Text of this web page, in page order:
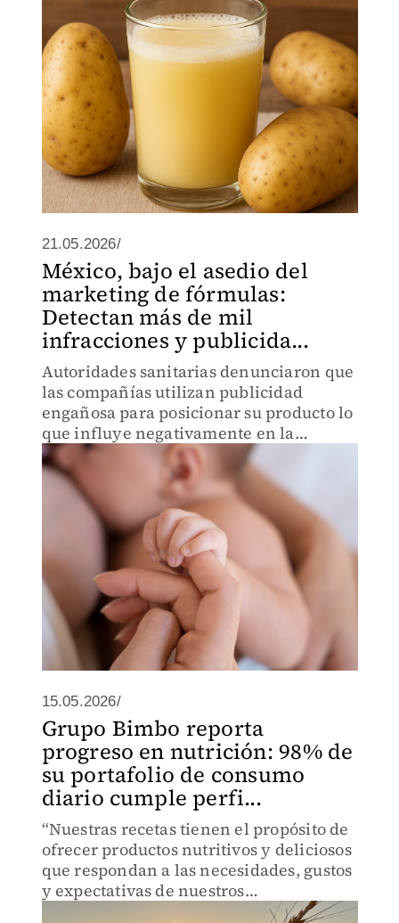
21.05.2026/
México, bajo el asedio del
marketing de fórmulas:
Detectan más de mil
infracciones y publicida...
Autoridades sanitarias denunciaron que
las compañías utilizan publicidad
engañosa para posicionar su producto lo
que influye negativamente en la
alimentación infantil óptima.
15.05.2026/
Grupo Bimbo reporta
progreso en nutrición: 98% de
su portafolio de consumo
diario cumple perfi...
“Nuestras recetas tienen el propósito de
ofrecer productos nutritivos y deliciosos
que respondan a las necesidades, gustos
y expectativas de nuestros
consumidores”, Patricia Villalobos